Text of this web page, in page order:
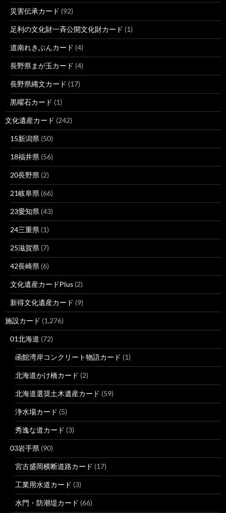
災害伝承カード (92)
足利の文化財一斉公開文化財カード (1)
道南れきぶんカード (4)
長野県まが玉カード (4)
長野県縄文カード (17)
黒曜石カード (1)
文化遺産カード (242)
15新潟県 (50)
18福井県 (56)
20長野県 (2)
21岐阜県 (66)
23愛知県 (43)
24三重県 (1)
25滋賀県 (7)
42長崎県 (6)
文化遺産カードPlus (2)
新得文化遺産カード (9)
施設カード (1,276)
01北海道 (72)
函館湾岸コンクリート物語カード (1)
北海道かけ橋カード (2)
北海道選奨土木遺産カード (59)
浄水場カード (5)
秀逸な道カード (3)
03岩手県 (90)
宮古盛岡横断道路カード (17)
工業用水道カード (3)
水門・防潮堤カード (66)